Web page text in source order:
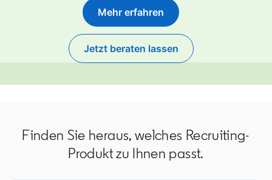
Mehr erfahren
Jetzt beraten lassen
Finden Sie heraus, welches Recruiting-
Produkt zu Ihnen passt.